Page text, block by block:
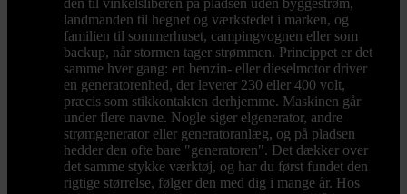
den til vinkelsliberen på pladsen uden byggestrøm,
landmanden til hegnet og værkstedet i marken, og
familien til sommerhuset, campingvognen eller som
backup, når stormen tager strømmen. Princippet er det
samme hver gang: en benzin- eller dieselmotor driver
en generatorenhed, der leverer 230 eller 400 volt,
præcis som stikkontakten derhjemme. Maskinen går
under flere navne. Nogle siger elgenerator, andre
strømgenerator eller generatoranlæg, og på pladsen
hedder den ofte bare "generatoren". Det dækker over
det samme stykke værktøj, og har du først fundet den
rigtige størrelse, følger den med dig i mange år. Hos